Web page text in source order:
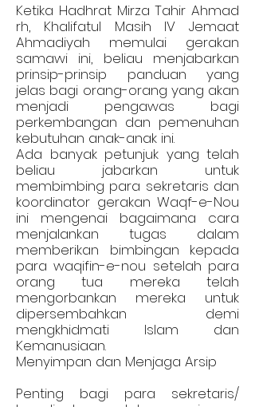
Ketika Hadhrat Mirza Tahir Ahmad
rh, Khalifatul Masih IV Jemaat
Ahmadiyah memulai gerakan
samawi ini, beliau menjabarkan
prinsip-prinsip panduan yang
jelas bagi orang-orang yang akan
menjadi pengawas bagi
perkembangan dan pemenuhan
kebutuhan anak-anak ini.
Ada banyak petunjuk yang telah
beliau jabarkan untuk
membimbing para sekretaris dan
koordinator gerakan Waqf-e-Nou
ini mengenai bagaimana cara
menjalankan tugas dalam
memberikan bimbingan kepada
para waqifin-e-nou setelah para
orang tua mereka telah
mengorbankan mereka untuk
dipersembahkan demi
mengkhidmati Islam dan
Kemanusiaan.
Menyimpan dan Menjaga Arsip
Penting bagi para sekretaris/